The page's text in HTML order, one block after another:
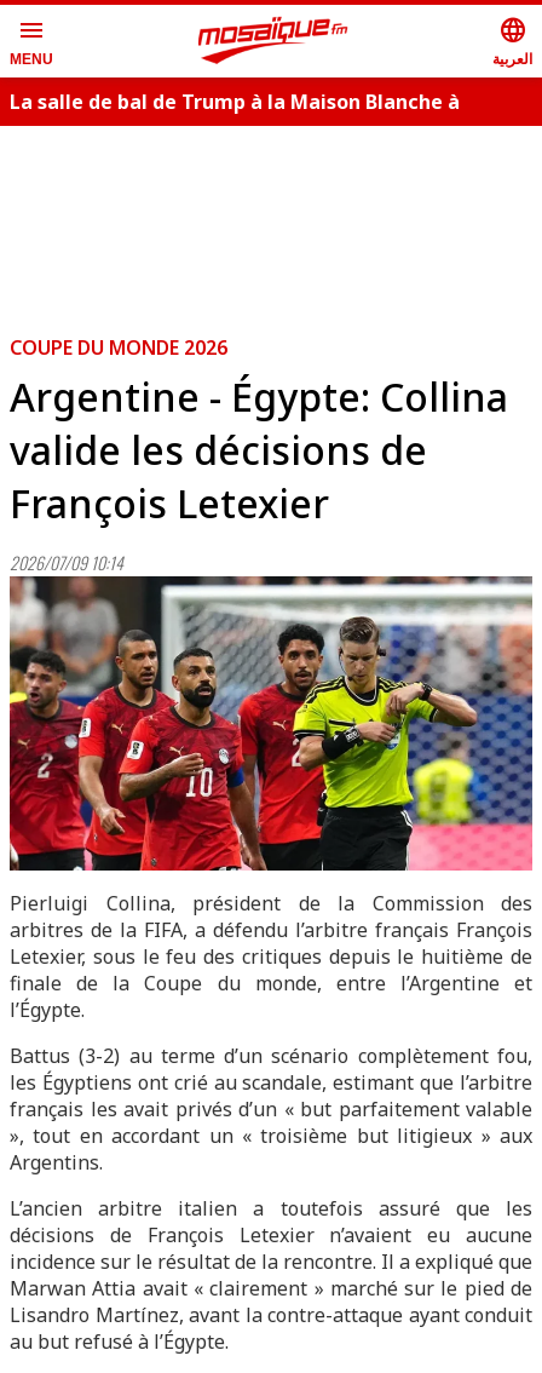
menu
MENU
language
العربية
La salle de bal de Trump à la Maison Blanche à
COUPE DU MONDE 2026
Argentine - Égypte: Collina
valide les décisions de
François Letexier
2026/07/09 10:14
Pierluigi Collina, président de la Commission des
arbitres de la FIFA, a défendu l’arbitre français François
Letexier, sous le feu des critiques depuis le huitième de
finale de la Coupe du monde, entre l’Argentine et
l’Égypte.
Battus (3-2) au terme d’un scénario complètement fou,
les Égyptiens ont crié au scandale, estimant que l’arbitre
français les avait privés d’un « but parfaitement valable
», tout en accordant un « troisième but litigieux » aux
Argentins.
L’ancien arbitre italien a toutefois assuré que les
décisions de François Letexier n’avaient eu aucune
incidence sur le résultat de la rencontre. Il a expliqué que
Marwan Attia avait « clairement » marché sur le pied de
Lisandro Martínez, avant la contre-attaque ayant conduit
au but refusé à l’Égypte.